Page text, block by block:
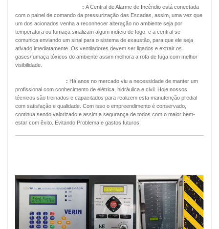
: A Central de Alarme de Incêndio está conectada
com o painel de comando da pressurização das Escadas, assim, uma vez que
um dos acionados venha a reconhecer alteração no ambiente seja por
temperatura ou fumaça sinalizam algum indício de fogo, e a central se
comunica enviando um sinal para o sistema de exaustão, para que ele seja
ativado imediatamente. Os ventiladores devem ser ligados e extrair os
gases/fumaça tóxicos do ambiente assim melhora a rota de fuga com melhor
visibilidade.
: Há anos no mercado viu a necessidade de manter um
profissional com conhecimento de elétrica, hidráulica e civil. Hoje nossos
técnicos são treinados e capacitados para realizem esta manutenção predial
com satisfação e qualidade. Com isso o empreendimento é conservado,
continua sendo valorizado e assim a segurança de todos com o maior bem-
estar com êxito. Evitando Problema e gastos futuros.